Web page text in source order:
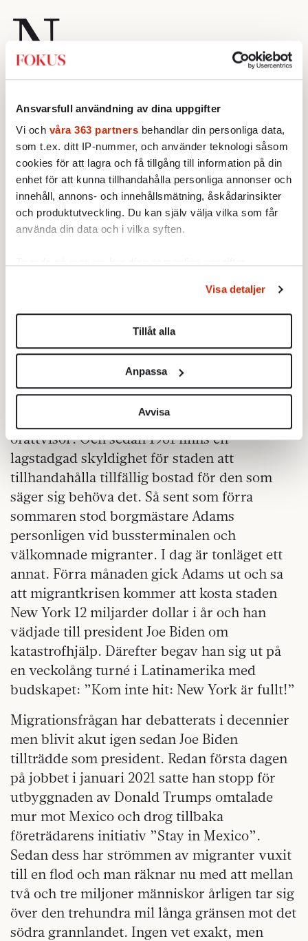
Ansvarsfull användning av dina uppgifter
Vi och våra 363 partners behandlar din personliga data,
som t.ex. ditt IP-nummer, och använder teknologi såsom
cookies för att lagra och få tillgång till information på din
enhet för att kunna tillhandahålla personliga annonser och
innehåll, annons- och innehållsmätning, åskådarinsikter
och produktutveckling. Du kan själv välja vilka som får
använda din data och i vilka syften.
Du kan ändra eller dra tillbaka ditt samtycke när som
helst från cookie-förklaringen.
Vi använder enhetsidentifierare för att anpassa innehållet
för sociala medier och analysera vår trafik. Vi
vidarebefordrar även sådana identifierare och annan
information från din enhet till de sociala medier och
annons- och analysföretag som vi samarbetar med.
Dessa kan i sin tur kombinera informationen med annan
information som du har tillhandahållit eller som de har
samlat in när du har använt deras tjänster.
Om du vill läsa mer om hur vi hanterar personuppgifter
kan du göra det
här.
Visa detaljer
Tillåt alla
Anpassa
Avvisa
N ew Yorks borgmästare Eric Adams
Manhattan nyligen. Migrantkrisen kommer
att ”förstöra New York City”. Det han syftade
på var den strida ström av migranter som
söker sig till USA:s största stad. Sedan
årsskiftet har över 100 000 anlänt. Överfulla
busstationer, skyhöga hotellnotor som
hamnar hos skattebetalarna och människor
att svänga i frågan om migranter.
New York har en inofficiell titel som
utan i hela världen. Det är ingen tillfällighet
att Frihetsgudinnan hälsar nyanlända
välkomna i hamnen med sitt löfte om att ta
emot alla på flykt undan fattigdom och
orättvisor. Och sedan 1981 finns en
lagstadgad skyldighet för staden att
tillhandahålla tillfällig bostad för den som
säger sig behöva det. Så sent som förra
sommaren stod borgmästare Adams
personligen vid bussterminalen och
välkomnade migranter. I dag är tonläget ett
annat. Förra månaden gick Adams ut och sa
att migrantkrisen kommer att kosta staden
New York 12 miljarder dollar i år och han
vädjade till president Joe Biden om
katastrofhjälp. Därefter begav han sig ut på
en veckolång turné i Latinamerika med
budskapet: ”Kom inte hit: New York är fullt!”
Migrationsfrågan har debatterats i decennier
men blivit akut igen sedan Joe Biden
tillträdde som president. Redan första dagen
på jobbet i januari 2021 satte han stopp för
utbyggnaden av Donald Trumps omtalade
mur mot Mexico och drog tillbaka
företrädarens initiativ ”Stay in Mexico”.
Sedan dess har strömmen av migranter vuxit
till en flod och man räknar nu med att mellan
två och tre miljoner människor årligen tar sig
över den trehundra mil långa gränsen mot det
södra grannlandet. Ingen vet exakt, men